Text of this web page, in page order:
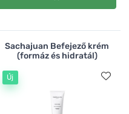
Sachajuan Befejező krém
(formáz és hidratál)
Új